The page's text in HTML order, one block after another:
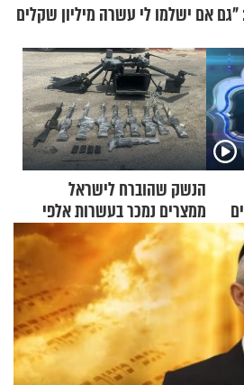
אם ישלמו לי עשרה מיליון שקלים
הנשק שהוברח לישראל
ממצרים נמכר בעשרות אלפי
שקלים